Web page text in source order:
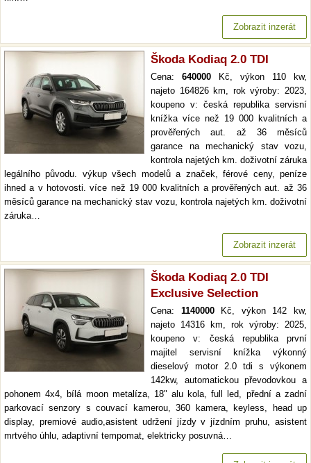
Zobrazit inzerát
Škoda Kodiaq 2.0 TDI
Cena: 640000 Kč, výkon 110 kw,
najeto 164826 km, rok výroby: 2023,
koupeno v: česká republika servisní
knížka více než 19 000 kvalitních a
prověřených aut. až 36 měsíců
garance na mechanický stav vozu,
kontrola najetých km. doživotní záruka
legálního původu. výkup všech modelů a značek, férové ceny, peníze
ihned a v hotovosti. více než 19 000 kvalitních a prověřených aut. až 36
měsíců garance na mechanický stav vozu, kontrola najetých km. doživotní
záruka…
Zobrazit inzerát
Škoda Kodiaq 2.0 TDI
Exclusive Selection
Cena: 1140000Kč, výkon 142 kw,
najeto 14316 km, rok výroby: 2025,
koupeno v: česká republika první
majitel servisní knížka výkonný
dieselový motor 2.0 tdi s výkonem
142kw, automatickou převodovkou a
pohonem 4x4, bílá moon metalíza, 18" alu kola, full led, přední a zadní
parkovací senzory s couvací kamerou, 360 kamera, keyless, head up
display, premiové audio,asistent udržení jízdy v jízdním pruhu, asistent
mrtvého úhlu, adaptivní tempomat, elektricky posuvná…